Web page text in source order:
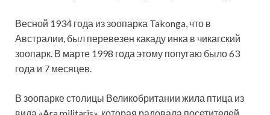
Весной 1934 года из зоопарка Takonga, что в
Австралии, был перевезен какаду инка в чикагский
зоопарк. В марте 1998 года этому попугаю было 63
года и 7 месяцев.
В зоопарке столицы Великобритании жила птица из